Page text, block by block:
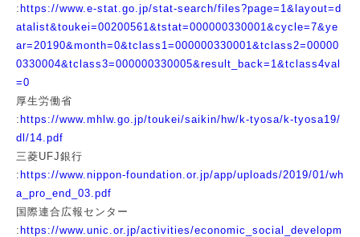
:https://www.e-stat.go.jp/stat-search/files?page=1&layout=d
atalist&toukei=00200561&tstat=000000330001&cycle=7&ye
ar=20190&month=0&tclass1=000000330001&tclass2=00000
0330004&tclass3=000000330005&result_back=1&tclass4val
=0
厚生労働省
:https://www.mhlw.go.jp/toukei/saikin/hw/k-tyosa/k-tyosa19/
dl/14.pdf
三菱UFJ銀行
:https://www.nippon-foundation.or.jp/app/uploads/2019/01/wh
a_pro_end_03.pdf
国際連合広報センター
:https://www.unic.or.jp/activities/economic_social_developm